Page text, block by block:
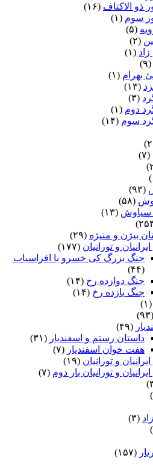
ذو الاکتاف (۱۶)
سوم‏ (۱)
(۵)
(۲)
(۱)
(۹)
بهرام‏ (۱)
(۱۳)
(۳)
دوم (۱)
سوم (۱۴)
(۷)
(۹۳)
(۵۸)
سیاوش (۱۳)
بیژن و منیژه (۲۹)
و تورانیان (۱۷۷)
جنگ بزرگ کی خسرو با افراسیاب
(۴۴)
جنگ دوازده رخ (۱۴)
جنگ یازده رخ (۱۴)
(۱)
(۹۳)
(۴۹)
داستان رستم و اسفندیار (۳۱)
هفت خوان اسفندیار (۷)
و تورانیان (۱۹)
و تورانیان بار دوم (۷)
(۳)
(۱۵۷)